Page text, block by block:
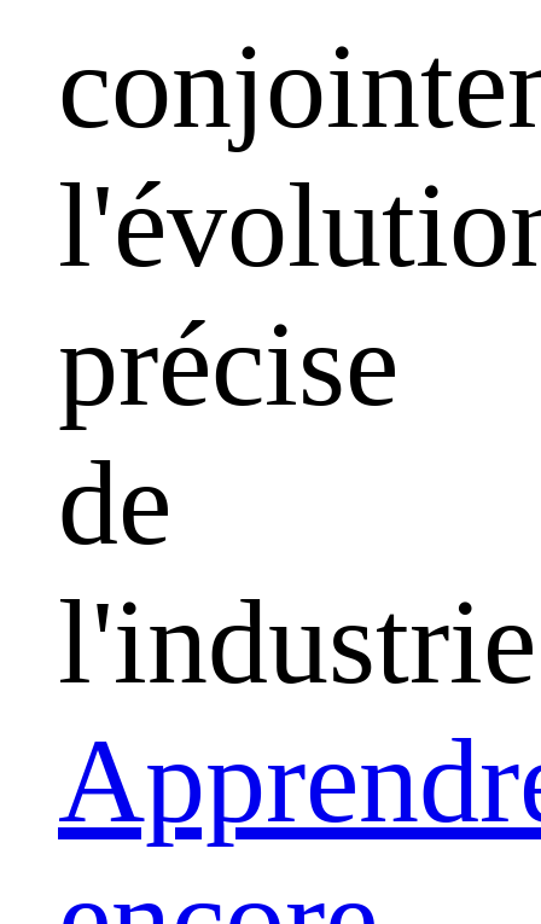
précise
de